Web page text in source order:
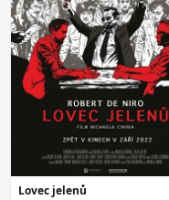
Lovec jelenů